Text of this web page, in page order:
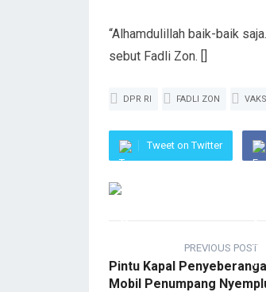
“Alhamdulillah baik-baik
sebut Fadli Zon. []
DPR RI FADLI ZON
Tweet on Twitter
PREVIOUS POST
Pintu Kapal
Mobil Penumpang